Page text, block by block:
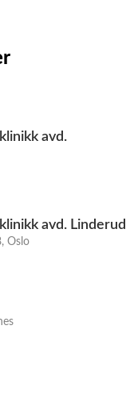
avd.
avd. Linderud
Oslo